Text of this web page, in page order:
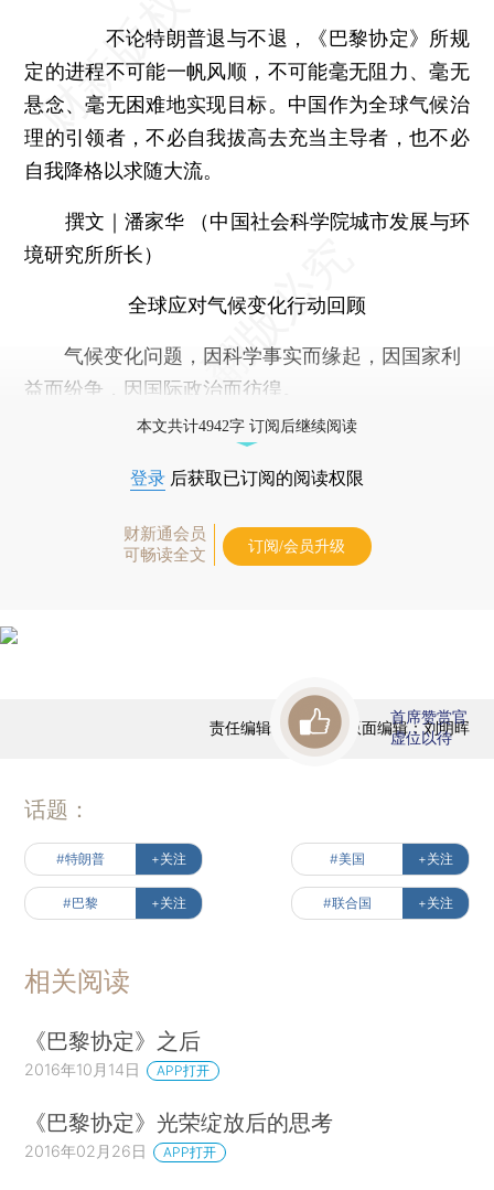
不论特朗普退与不退，《巴黎协定》所规
定的进程不可能一帆风顺，不可能毫无阻力、毫无
悬念、毫无困难地实现目标。中国作为全球气候治
理的引领者，不必自我拔高去充当主导者，也不必
自我降格以求随大流。
撰文｜潘家华 （中国社会科学院城市发展与环
境研究所所长）
全球应对气候变化行动回顾
气候变化问题，因科学事实而缘起，因国家利
益而纷争，因国际政治而彷徨。
本文共计4942字 订阅后继续阅读
登录 后获取已订阅的阅读权限
财新通会员
可畅读全文
订阅/会员升级
责任编辑：于达维 | 版面编辑：刘明晖
首席赞赏官
虚位以待
话题：
#特朗普 +关注 #美国 +关注
#巴黎 +关注 #联合国 +关注
相关阅读
《巴黎协定》之后
2016年10月14日 APP打开
《巴黎协定》光荣绽放后的思考
2016年02月26日 APP打开